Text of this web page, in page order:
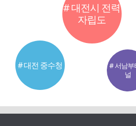
# 대전시 전력
자립도
# 대전 중수청
# 서남부
널